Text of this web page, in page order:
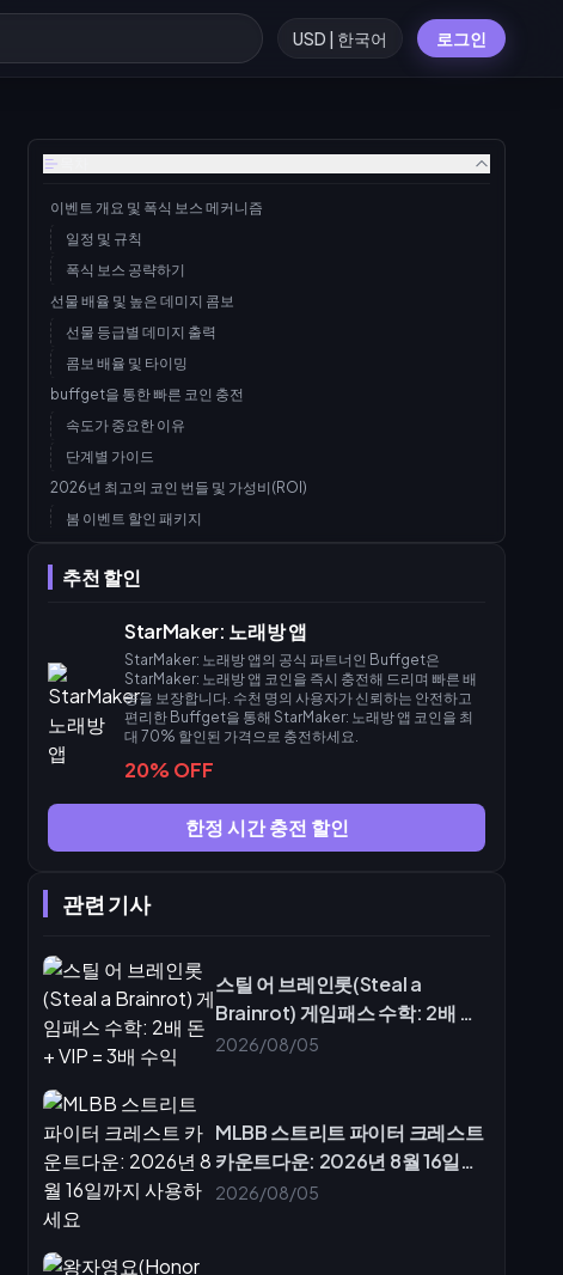
USD | 한국어 로그인
이벤트 개요 및 폭식 보스 메커니즘
일정 및 규칙
폭식 보스 공략하기
선물 배율 및 높은 데미지 콤보
선물 등급별 데미지 출력
콤보 배율 및 타이밍
buffget을 통한 빠른 코인 충전
속도가 중요한 이유
단계별 가이드
2026년 최고의 코인 번들 및 가성비(ROI)
봄 이벤트 할인 패키지
패밀리전 조율 및 자금 관리
패밀리 수익 역량
공정한 보상 분배
VIP 특권 및 SupernovaX 경제
VIP 혜택 및 가격
SupernovaX 콘테스트 전략
자주 묻는 질문(FAQ)
추천 할인
StarMaker: 노래방 앱
StarMaker: 노래방 앱의 공식 파트너인 Buffget은
StarMaker: 노래방 앱 코인을 즉시 충전해 드리며 빠른 배
송을 보장합니다. 수천 명의 사용자가 신뢰하는 안전하고
편리한 Buffget을 통해 StarMaker: 노래방 앱 코인을 최
대 70% 할인된 가격으로 충전하세요.
20% OFF
한정 시간 충전 할인
관련 기사
스틸 어 브레인롯(Steal a
Brainrot) 게임패스 수학: 2배 돈
+ VIP = 3배 수익
2026/08/05
MLBB 스트리트 파이터 크레스트
카운트다운: 2026년 8월 16일까
지 사용하세요
2026/08/05